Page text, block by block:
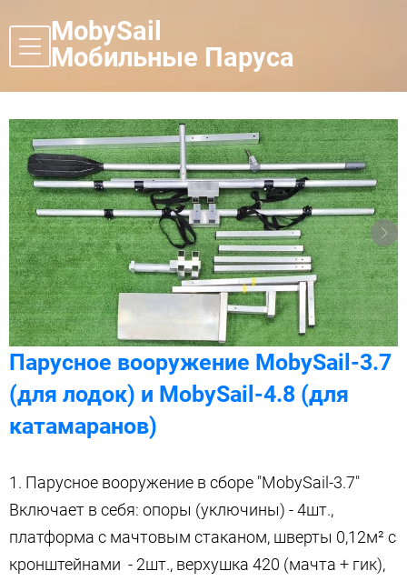
MobySail
Мобильные Паруса
Парусное вооружение MobySail-3.7
(для лодок) и MobySail-4.8 (для
катамаранов)
1. Парусное вооружение в сборе "MobySail-3.7"
Включает в себя: опоры (уключины) - 4шт.,
платформа с мачтовым стаканом, шверты 0,12м² с
кронштейнами - 2шт., верхушка 420 (мачта + гик),